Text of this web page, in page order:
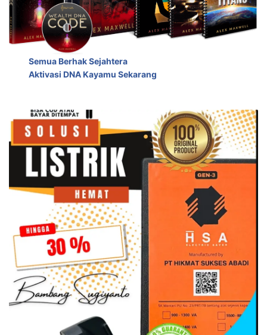
Semua Berhak Sejahtera
Aktivasi DNA Kayamu Sekarang